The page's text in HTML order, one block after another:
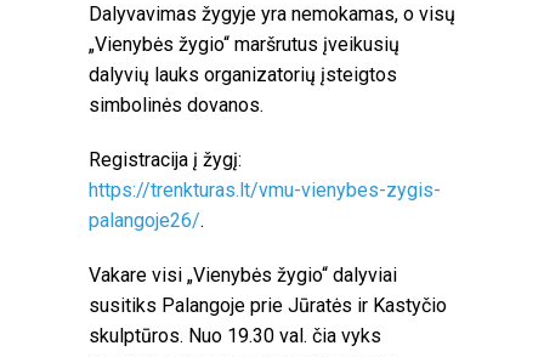
Dalyvavimas žygyje yra nemokamas, o visų
„Vienybės žygio“ maršrutus įveikusių
dalyvių lauks organizatorių įsteigtos
simbolinės dovanos.
Registracija į žygį:
https://trenkturas.lt/vmu-vienybes-zygis-
palangoje26/.
Vakare visi „Vienybės žygio“ dalyviai
susitiks Palangoje prie Jūratės ir Kastyčio
skulptūros. Nuo 19.30 val. čia vyks